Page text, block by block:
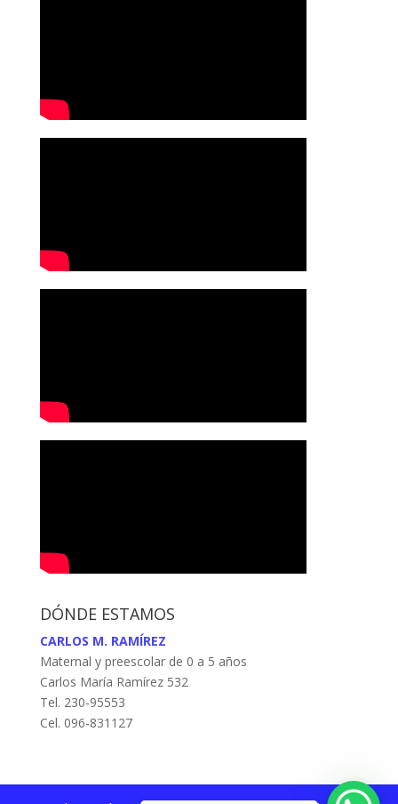
DÓNDE ESTAMOS
CARLOS M. RAMÍREZ
Maternal y preescolar de 0 a 5 años
Carlos María Ramírez 532
Tel. 230-95553
Cel. 096-831127